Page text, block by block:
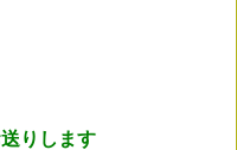
りします